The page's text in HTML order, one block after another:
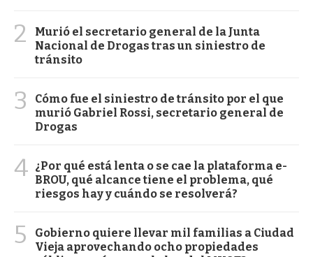
2
Murió el secretario general de la Junta
Nacional de Drogas tras un siniestro de
tránsito
3
Cómo fue el siniestro de tránsito por el que
murió Gabriel Rossi, secretario general de
Drogas
4 ¿Por qué está lenta o se cae la plataforma e-
BROU, qué alcance tiene el problema, qué
riesgos hay y cuándo se resolverá?
5
Gobierno quiere llevar mil familias a Ciudad
Vieja aprovechando ocho propiedades